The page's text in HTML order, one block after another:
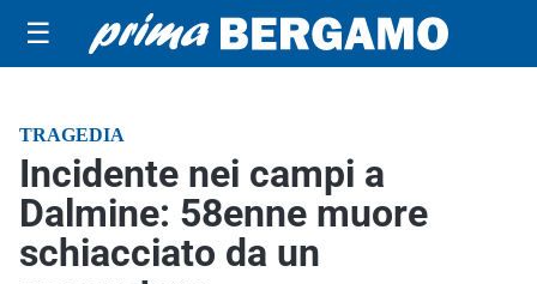
☰
TRAGEDIA
Incidente nei campi a
Dalmine: 58enne muore
schiacciato da un